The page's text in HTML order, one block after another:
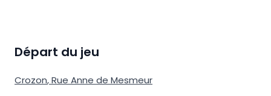
Départ du jeu
Crozon,Rue Anne de Mesmeur